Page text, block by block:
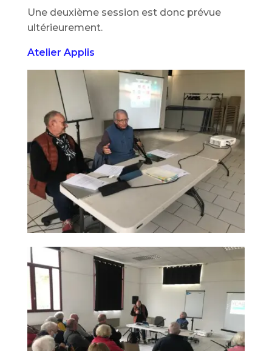
Une deuxième session est donc prévue
ultérieurement.
Atelier Applis